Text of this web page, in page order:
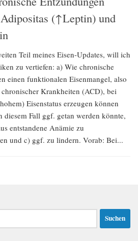
(↑Leptin) und
Teil meines Eisen-Updates, will ich
zu vertiefen: a) Wie chronische
einen funktionalen Eisenmangel, also
Krankheiten (ACD), bei
Eisenstatus erzeugen können
diesem Fall ggf. getan werden könnte,
entstandene Anämie zu
und c) ggf. zu lindern. Vorab: Bei...